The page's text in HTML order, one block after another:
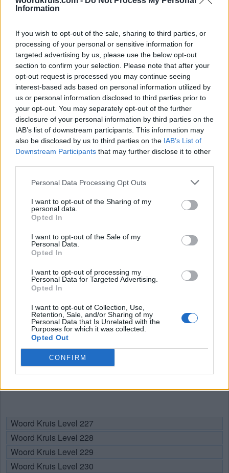
Information
If you wish to opt-out of the sale, sharing to third parties, or
processing of your personal or sensitive information for
targeted advertising by us, please use the below opt-out
section to confirm your selection. Please note that after your
opt-out request is processed you may continue seeing
interest-based ads based on personal information utilized by
us or personal information disclosed to third parties prior to
your opt-out. You may separately opt-out of the further
disclosure of your personal information by third parties on the
IAB’s list of downstream participants. This information may
also be disclosed by us to third parties on the IAB’s List of
Downstream Participants that may further disclose it to other
Personal Data Processing Opt Outs
I want to opt-out of the Sharing of my
personal data.
Opted In
I want to opt-out of the Sale of my
Personal Data.
Opted In
I want to opt-out of processing my
Personal Data for Targeted Advertising.
Opted In
I want to opt-out of Collection, Use,
Retention, Sale, and/or Sharing of my
Personal Data that Is Unrelated with the
Purposes for which it was collected.
Opted Out
CONFIRM
Woord Kruis Level 208
Woord Kruis Level 210
Woord Kruis Level 211
Woord Kruis Level 212
Woord Kruis Level 213
Woord Kruis Level 214
Woord Kruis Level 215
Woord Kruis Level 216
Woord Kruis Level 217
Woord Kruis Level 218
Woord Kruis Level 219
Woord Kruis Level 220
Woord Kruis Level 222
Woord Kruis Level 223
Woord Kruis Level 224
Woord Kruis Level 225
Woord Kruis Level 227
Woord Kruis Level 228
Woord Kruis Level 229
Woord Kruis Level 230